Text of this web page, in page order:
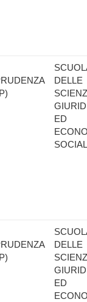
DELLE
ED
DELLE
ED